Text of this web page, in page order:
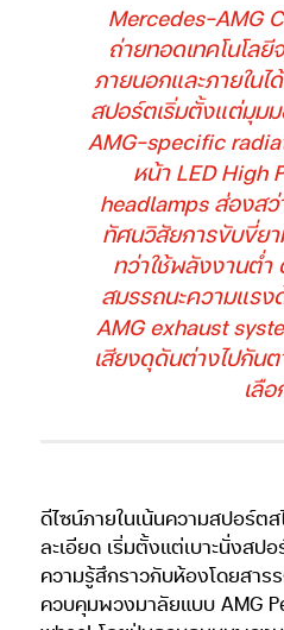
Mercedes-AMG
ถ่ายทอดเทคโนโล
ภายนอกและภายใน
สปอร์ตเริ่มตั้งแต่มุม
AMG-specific
หน้า LED High
headlamps ส่องส
ทัศนวิสัยการขับขี่ย
ทว่าใช้พลังงานต่
สมรรถนะความแรง
AMG exhaust
เสียงดุดันต่างไปกัน
เลือ
ดีไซน์ภายในเน้นความสปอร์ต
ละเอียด เริ่มตั้งแต่เบาะนั่งสป
ความรู้สึกราวกับห้องโดยสา
ควบคุมพวงมาลัยแบบ AMG